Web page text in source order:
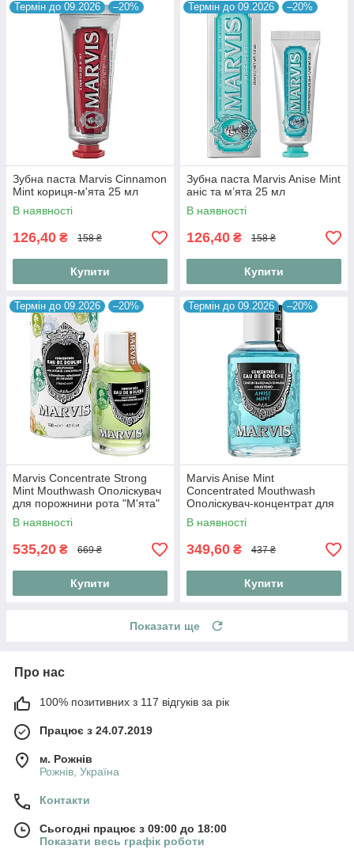
Термін до 09.2026 –20%
Зубна паста Marvis Cinnamon
Mint кориця-м'ята 25 мл
В наявності
126,40 ₴ 158 ₴
Купити
Термін до 09.2026 –20%
Зубна паста Marvis Anise Mint
аніс та м’ята 25 мл
В наявності
126,40 ₴ 158 ₴
Купити
Термін до 09.2026 –20%
Marvis Concentrate Strong
Mint Mouthwash Ополіскувач
для порожнини рота "М'ята"
В наявності
535,20 ₴ 669 ₴
Купити
Термін до 09.2026 –20%
Marvis Anise Mint
Concentrated Mouthwash
Ополіскувач-концентрат для
порожнини рота "Аніс і м'ята"
120 мл
В наявності
349,60 ₴ 437 ₴
Купити
Показати ще
Про нас
100% позитивних з 117 відгуків за рік
Працює з 24.07.2019
м. Рожнів
Рожнів, Україна
Контакти
Сьогодні працює з 09:00 до 18:00
Показати весь графік роботи